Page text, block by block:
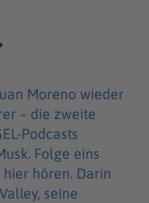
Moreno wieder
– die zweite
Podcasts
Folge eins
hören. Darin
seine